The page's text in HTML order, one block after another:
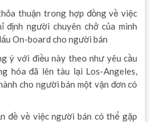
thuận trong hợp đồng về việc
định người chuyên chở của mình
On-board cho người bán
ý với điều này theo như yêu cầu
hóa đã lên tàu lại Los-Angeles,
cho người bán một vận đơn có
đề về việc người bán có thể gặp